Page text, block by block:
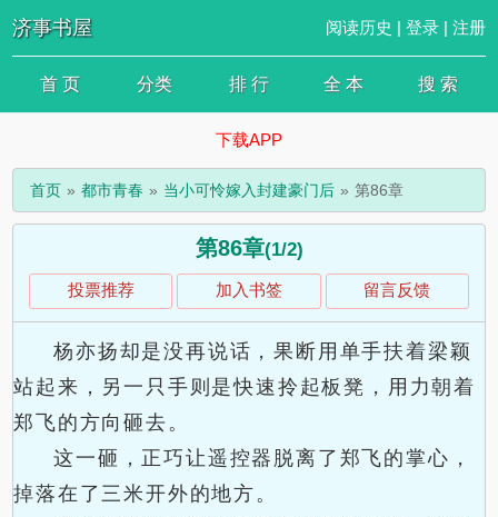
济事书屋 阅读历史 | 登录| 注册
首 页 分类 排 行 全 本 搜 索
下载APP
首页 都市青春 当小可怜嫁入封建豪门后 第86章
第86章(1/2)
投票推荐 加入书签 留言反馈
杨亦扬却是没再说话，果断用单手扶着梁颖
站起来，另一只手则是快速拎起板凳，用力朝着
郑飞的方向砸去。
这一砸，正巧让遥控器脱离了郑飞的掌心，
掉落在了三米开外的地方。